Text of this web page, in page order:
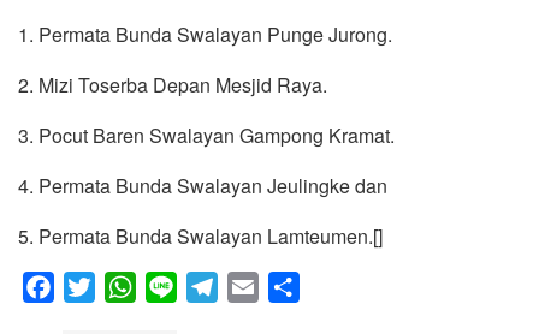
1. Permata Bunda Swalayan Punge Jurong.
2. Mizi Toserba Depan Mesjid Raya.
3. Pocut Baren Swalayan Gampong Kramat.
4. Permata Bunda Swalayan Jeulingke dan
5. Permata Bunda Swalayan Lamteumen.[]
W